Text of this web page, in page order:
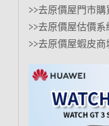
>>去原價屋門市購
>>去原價屋估價
>>去原價屋蝦皮